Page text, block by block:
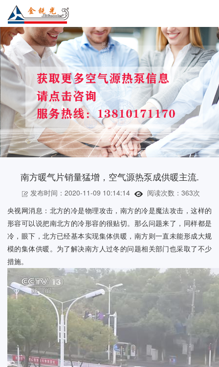
南方暖气片销量猛增，空气源热泵成供暖主流.
发布时间：2020-11-09 10:14:14 阅读次数： 363次
央视网消息： 北方的冷是物理攻击，南方的冷是魔法攻击，这样的
形容可以说把南北方的冷形容的很贴切。那么问题来了，同样都是
冷，眼下，北方已经基本实现集体供暖，南方则一直未能形成大规
模的集体供暖。为了解决南方人过冬的问题相关部门也采取了不少
措施。